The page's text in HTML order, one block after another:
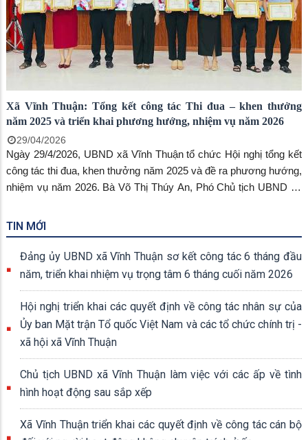
Xã Vĩnh Thuận: Tổng kết công tác Thi đua – khen thưởng
năm 2025 và triển khai phương hướng, nhiệm vụ năm 2026
29/04/2026
Ngày 29/4/2026, UBND xã Vĩnh Thuận tổ chức Hội nghị tổng kết
công tác thi đua, khen thưởng năm 2025 và đề ra phương hướng,
nhiệm vụ năm 2026. Bà Võ Thị Thúy An, Phó Chủ tịch UBND xã
TIN MỚI
Đảng ủy UBND xã Vĩnh Thuận sơ kết công tác 6 tháng đầu
năm, triển khai nhiệm vụ trọng tâm 6 tháng cuối năm 2026
Hội nghị triển khai các quyết định về công tác nhân sự của
Ủy ban Mặt trận Tổ quốc Việt Nam và các tổ chức chính trị -
xã hội xã Vĩnh Thuận
Chủ tịch UBND xã Vĩnh Thuận làm việc với các ấp về tình
hình hoạt động sau sắp xếp
Xã Vĩnh Thuận triển khai các quyết định về công tác cán bộ